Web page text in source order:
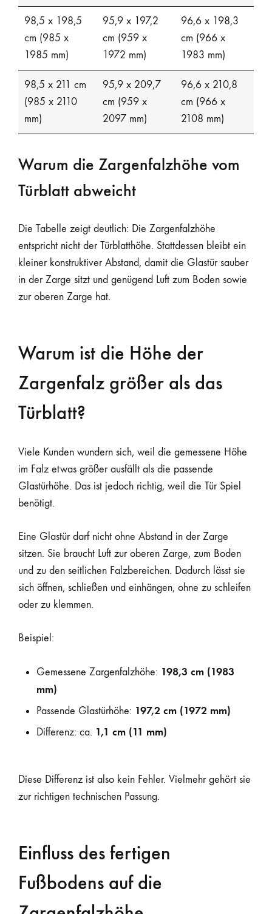
98,5 x 198,5
cm (985 x
1985 mm)
95,9 x 197,2
cm (959 x
1972 mm)
96,6 x 198,3
cm (966 x
1983 mm)
98,5 x 211 cm
(985 x 2110
mm)
95,9 x 209,7
cm (959 x
2097 mm)
96,6 x 210,8
cm (966 x
2108 mm)
Warum die Zargenfalzhöhe vom
Türblatt abweicht
Die Tabelle zeigt deutlich: Die Zargenfalzhöhe
entspricht nicht der Türblatthöhe. Stattdessen bleibt ein
kleiner konstruktiver Abstand, damit die Glastür sauber
in der Zarge sitzt und genügend Luft zum Boden sowie
zur oberen Zarge hat.
Warum ist die Höhe der
Zargenfalz größer als das
Türblatt?
Viele Kunden wundern sich, weil die gemessene Höhe
im Falz etwas größer ausfällt als die passende
Glastürhöhe. Das ist jedoch richtig, weil die Tür Spiel
benötigt.
Eine Glastür darf nicht ohne Abstand in der Zarge
sitzen. Sie braucht Luft zur oberen Zarge, zum Boden
und zu den seitlichen Falzbereichen. Dadurch lässt sie
sich öffnen, schließen und einhängen, ohne zu schleifen
oder zu klemmen.
Beispiel:
Gemessene Zargenfalzhöhe: 198,3 cm (1983
mm)
Passende Glastürhöhe: 197,2 cm (1972 mm)
Differenz: ca. 1,1 cm (11 mm)
Diese Differenz ist also kein Fehler. Vielmehr gehört sie
zur richtigen technischen Passung.
Einfluss des fertigen
Fußbodens auf die